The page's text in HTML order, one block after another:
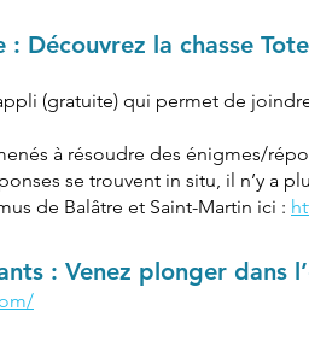
Découvrez la chasse
(gratuite) qui permet de
à résoudre des énigmes/
se trouvent in situ, il n’y a
de Balâtre et Saint-Martin ici :
: Venez plonger dans